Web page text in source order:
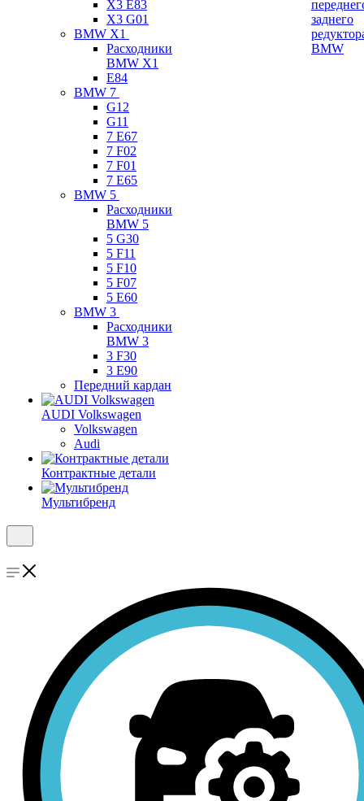
X3 E83
X3 G01
BMW X1
Расходники
BMW X1
E84
BMW 7
G12
G11
7 Е67
7 F02
7 F01
7 E65
BMW 5
Расходники
BMW 5
5 G30
5 F11
5 F10
5 F07
5 E60
BMW 3
Расходники
BMW 3
3 F30
3 E90
Передний кардан
AUDI Volkswagen
Volkswagen
Audi
Контрактные детали
Мультибренд
заднего
BMW